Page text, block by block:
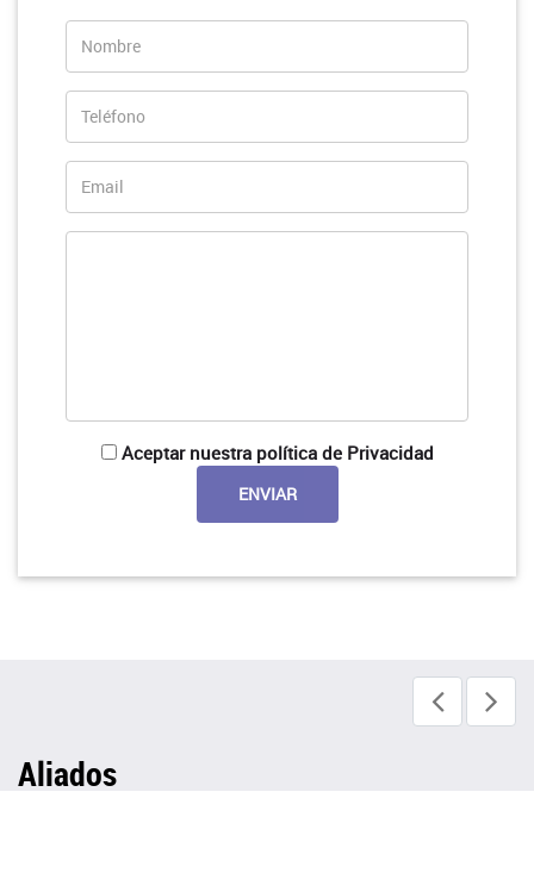
Aceptar nuestra política de Privacidad
Aliados